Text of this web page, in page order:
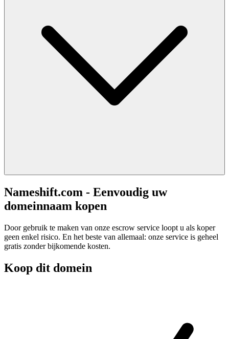
Nameshift.com - Eenvoudig uw
domeinnaam kopen
Door gebruik te maken van onze escrow service loopt u als koper
geen enkel risico. En het beste van allemaal: onze service is geheel
gratis zonder bijkomende kosten.
Koop dit domein